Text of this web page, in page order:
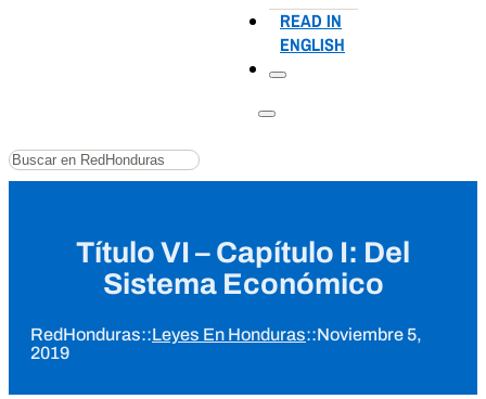
READ IN
ENGLISH
Buscar
Título VI – Capítulo I: Del
Sistema Económico
RedHonduras::Leyes En Honduras::Noviembre 5,
2019